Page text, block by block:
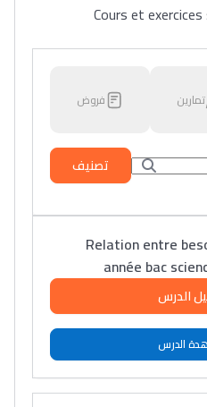
Cours et
تمارين فروض
تصنيف
Relation entre
année bac
الدرس
الدرس